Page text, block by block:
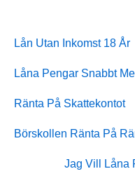
Lån Utan Inkomst 18 År
Låna Pengar Snabbt
Ränta På Skattekontot
Börskollen Ränta På
Jag Vill Låna